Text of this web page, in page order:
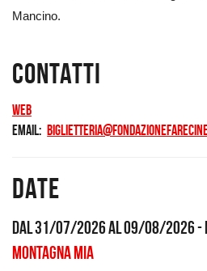
Mancino.
Contatti
Web
Email
Date
Dal 31/07/2026 al 09/08/2026-
Montagna Mia